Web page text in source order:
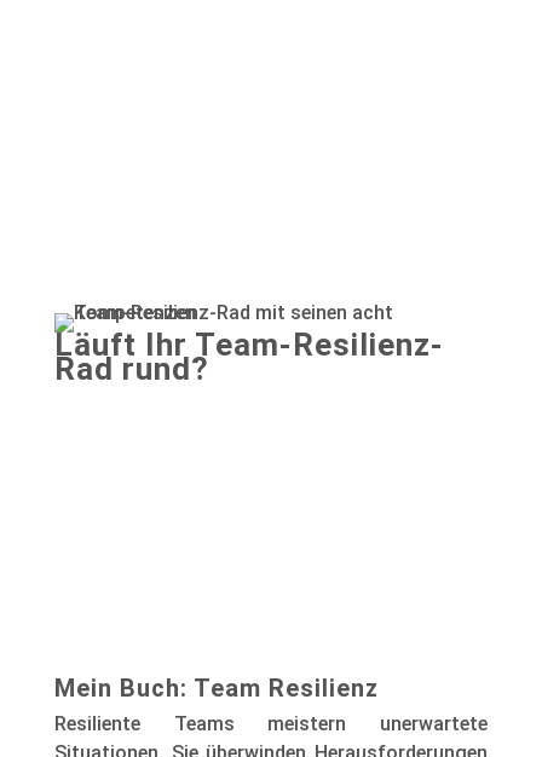
Läuft Ihr Team-Resilienz-
Rad rund?
Mein Buch: Team Resilienz
Resiliente Teams meistern unerwartete